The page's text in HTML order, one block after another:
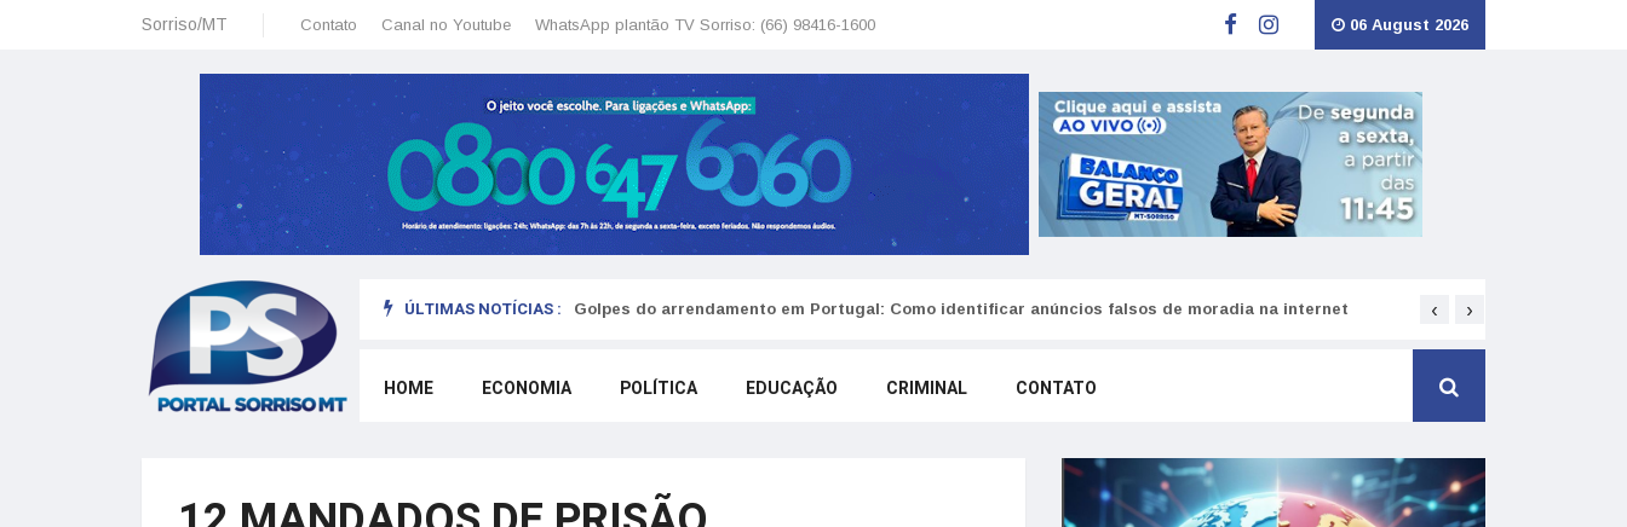
Sorriso/MT Contato Canal no Youtube WhatsApp plantão TV Sorriso: (66) 98416-1600 06 August 2026
ÚLTIMAS NOTÍCIAS :
morar legalmente em Portugal trabalhando para o exterior Golpes do arrendamento em Portugal: Como identificar anúncios falsos de moradia na internet Como funciona o SNS
‹ ›
HOME ECONOMIA POLÍTICA EDUCAÇÃO CRIMINAL CONTATO